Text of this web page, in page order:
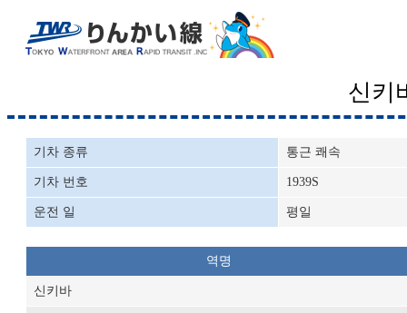
신키
기차 종류 통근 쾌속
기차 번호 1939S
운전 일 평일
역명
신키바